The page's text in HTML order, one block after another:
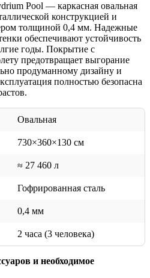
Pool — каркасная овальная
конструкцией и
толщиной 0,4 мм. Надежные
обеспечивают устойчивость
годы. Покрытие с
предотвращает выгорание
продуманному дизайну и
полностью безопасна
Овальная
730×360×130 см
≈ 27 460 л
Гофрированная сталь
0,4 мм
2 часа (3 человека)
и необходимое